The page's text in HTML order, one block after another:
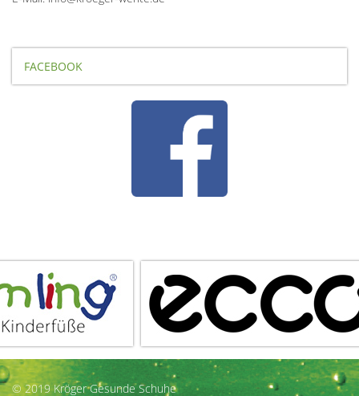
FACEBOOK
© 2019 Kröger Gesunde Schuhe